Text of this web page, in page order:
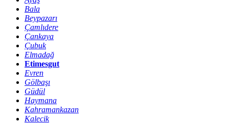
Bala
Beypazarı
Çamlıdere
Çankaya
Çubuk
Elmadağ
Etimesgut
Evren
Gölbaşı
Güdül
Haymana
Kahramankazan
Kalecik